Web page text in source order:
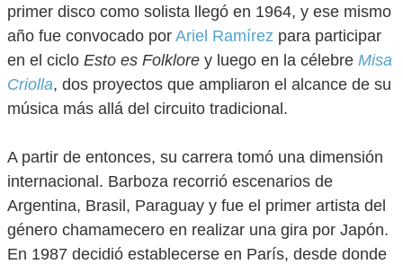
primer disco como solista llegó en 1964, y ese mismo
año fue convocado por Ariel Ramírez para participar
en el ciclo Esto es Folklore y luego en la célebre Misa
Criolla, dos proyectos que ampliaron el alcance de su
música más allá del circuito tradicional.
A partir de entonces, su carrera tomó una dimensión
internacional. Barboza recorrió escenarios de
Argentina, Brasil, Paraguay y fue el primer artista del
género chamamecero en realizar una gira por Japón.
En 1987 decidió establecerse en París, desde donde